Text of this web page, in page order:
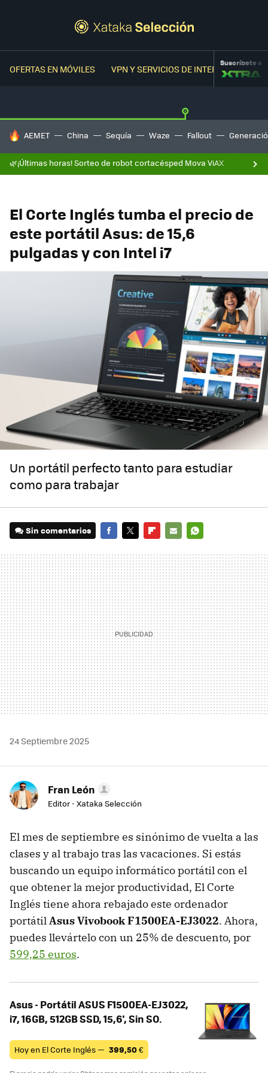
OFERTAS EN MÓVILES VPN Y SERVICIOS DE INTERNETSuscríbete a
HOY SE HABLA DE
AEMET China Sequía Waze Fallout
🌿¡Últimas horas! Sorteo de robot cortacésped Mova ViAX
El Corte Inglés tumba el precio de
este portátil Asus: de 15,6
pulgadas y con Intel i7
Un portátil perfecto tanto para estudiar
como para trabajar
Sin comentarios
MAIL
24 Septiembre 2025
Fran León
Editor - Xataka Selección
El mes de septiembre es sinónimo de vuelta a las
clases y al trabajo tras las vacaciones. Si estás
buscando un equipo informático portátil con el
que obtener la mejor productividad, El Corte
Inglés tiene ahora rebajado este ordenador
portátilAsus VivobookF1500EA-EJ3022. Ahora,
puedes llevártelo con un 25% de descuento, por
599,25 euros.
Asus - Portátil ASUS F1500EA-EJ3022,
i7, 16GB, 512GB SSD, 15,6', Sin SO.
Hoy en El Corte Inglés — 399,50€